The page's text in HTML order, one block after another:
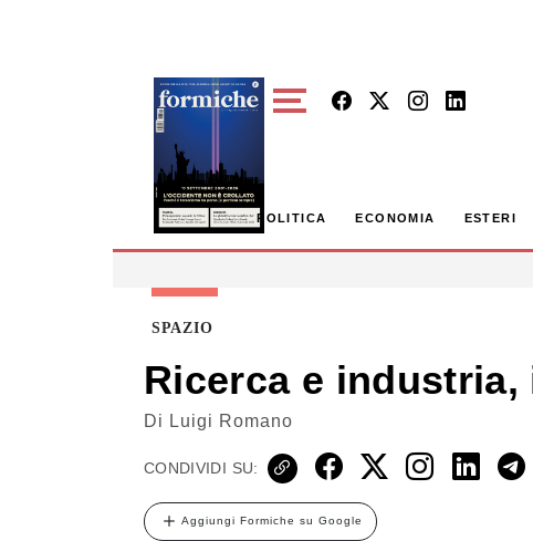
POLITICA ECONOMIA ESTERI
SPAZIO
Ricerca e industria,
Di Luigi Romano
CONDIVIDI SU:
Aggiungi Formiche su Google